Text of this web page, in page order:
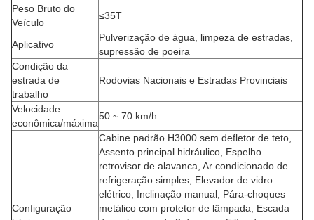
Peso Bruto do
Veículo
≤35T
Aplicativo
Pulverização de água, limpeza de estradas,
supressão de poeira
Condição da
estrada de
trabalho
Rodovias Nacionais e Estradas Provinciais
Velocidade
econômica/máxima
50 ~ 70 km/h
Configuração
Cabine padrão H3000 sem defletor de teto,
Assento principal hidráulico, Espelho
retrovisor de alavanca, Ar condicionado de
refrigeração simples, Elevador de vidro
elétrico, Inclinação manual, Pára-choques
metálico com protetor de lâmpada, Escada